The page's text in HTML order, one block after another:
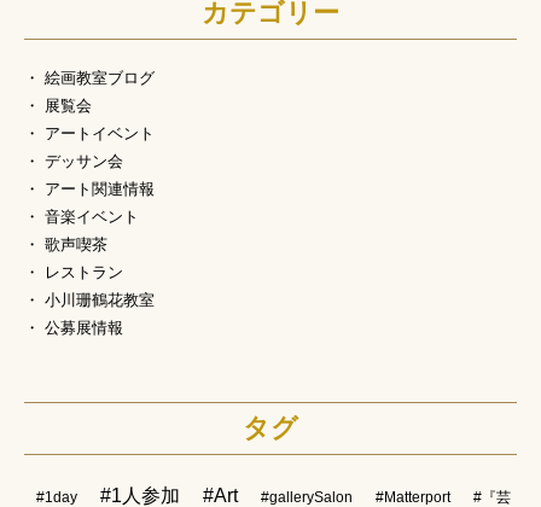
カテゴリー
絵画教室ブログ
展覧会
アートイベント
デッサン会
アート関連情報
音楽イベント
歌声喫茶
レストラン
小川珊鶴花教室
公募展情報
タグ
#1day #1人参加 #Art #gallerySalon #Matterport
#『芸